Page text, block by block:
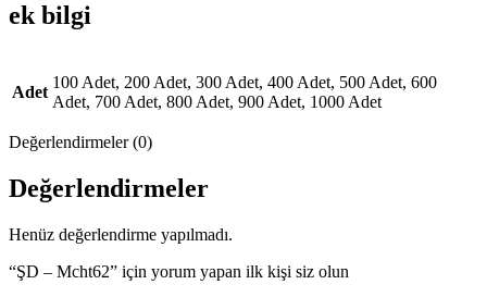
ek bilgi
Adet
100 Adet, 200 Adet, 300 Adet, 400 Adet, 500 Adet, 600
Adet, 700 Adet, 800 Adet, 900 Adet, 1000 Adet
Değerlendirmeler (0)
Değerlendirmeler
Henüz değerlendirme yapılmadı.
“ŞD – Mcht62” için yorum yapan ilk kişi siz olun